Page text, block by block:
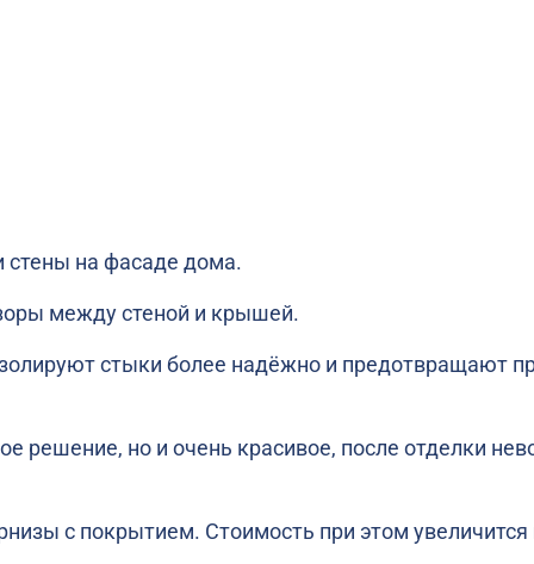
стены на фасаде дома.
между стеной и крышей.
стыки более надёжно и предотвращают
решение, но и очень красивое, после отделки
с покрытием. Стоимость при этом увеличится